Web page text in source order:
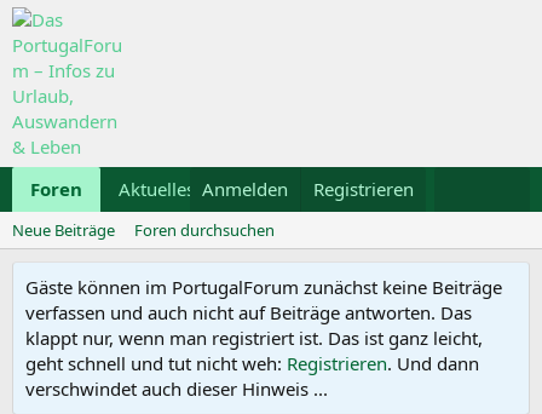
Foren Aktuelles Galerie Kalender
Anmelden Registrieren
Neue Beiträge Foren durchsuchen
Gäste können im PortugalForum zunächst keine Beiträge
verfassen und auch nicht auf Beiträge antworten. Das
klappt nur, wenn man registriert ist. Das ist ganz leicht,
geht schnell und tut nicht weh: Registrieren. Und dann
verschwindet auch dieser Hinweis ...